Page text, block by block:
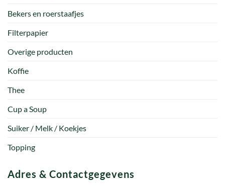
Bekers en roerstaafjes
Filterpapier
Overige producten
Koffie
Thee
Cup a Soup
Suiker / Melk / Koekjes
Topping
Adres & Contactgegevens